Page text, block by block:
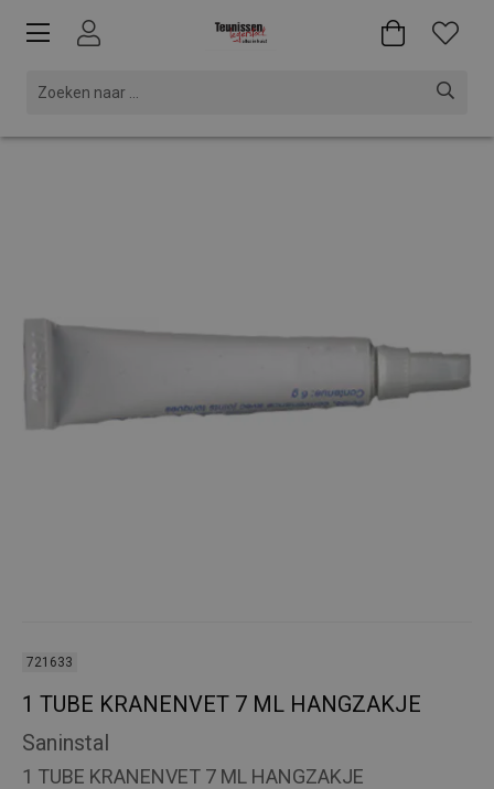
721633
1 TUBE KRANENVET 7 ML HANGZAKJE
Saninstal
1 TUBE KRANENVET 7 ML HANGZAKJE